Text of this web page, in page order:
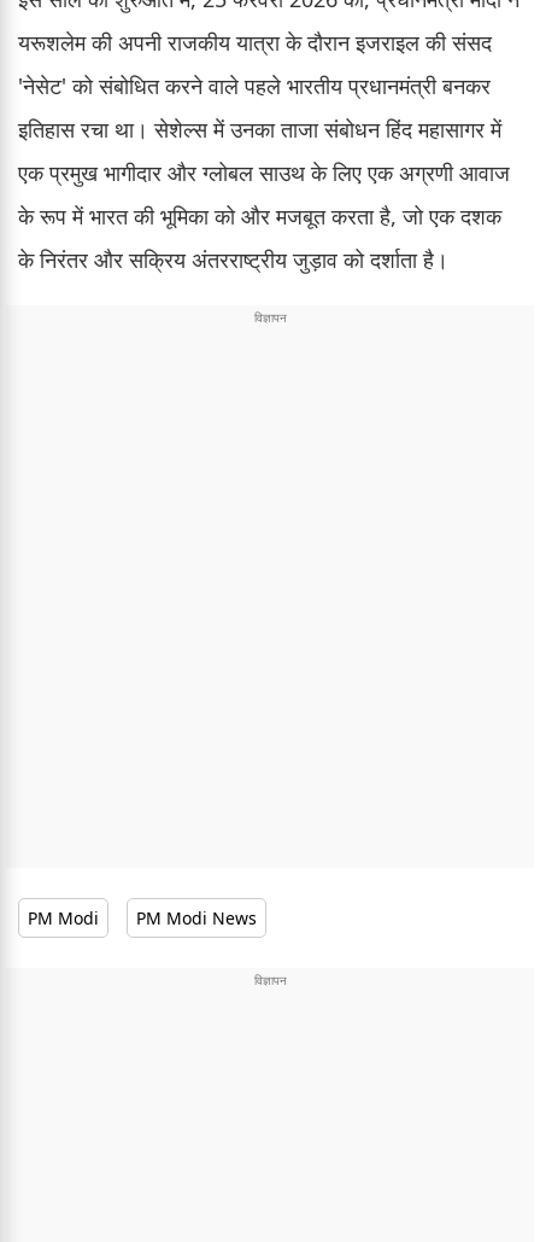
यरूशलेम की अपनी राजकीय यात्रा के दौरान इजराइल की संसद
'नेसेट' को संबोधित करने वाले पहले भारतीय प्रधानमंत्री बनकर
इतिहास रचा था। सेशेल्स में उनका ताजा संबोधन हिंद महासागर में
एक प्रमुख भागीदार और ग्लोबल साउथ के लिए एक अग्रणी आवाज
के रूप में भारत की भूमिका को और मजबूत करता है, जो एक दशक
के निरंतर और सक्रिय अंतरराष्ट्रीय जुड़ाव को दर्शाता है।
PM Modi PM Modi News